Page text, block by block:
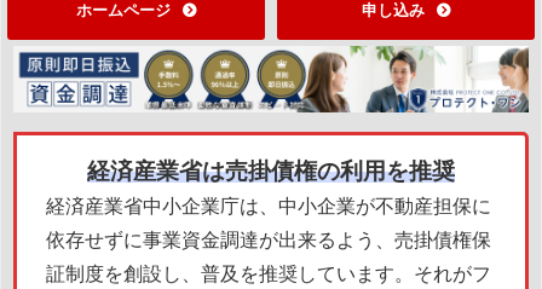
ホームページ 申し込み
経済産業省は売掛債権の利用を推奨
経済産業省中小企業庁は、中小企業が不動産担保に
依存せずに事業資金調達が出来るよう、売掛債権保
証制度を創設し、普及を推奨しています。それがフ